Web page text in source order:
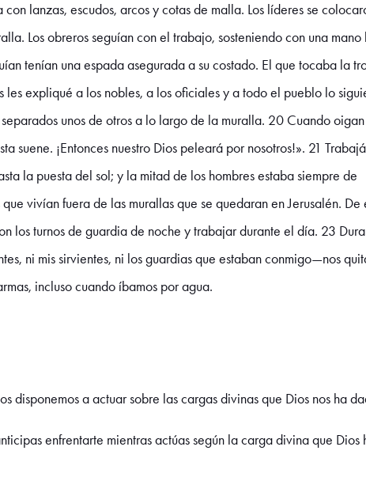
lanzas, escudos, arcos y cotas de malla. Los líderes se
Los obreros seguían con el trabajo, sosteniendo con una
tenían una espada asegurada a su costado. El que tocaba la
expliqué a los nobles, a los oficiales y a todo el pueblo lo
separados unos de otros a lo largo de la muralla. 20 Cuando
suene. ¡Entonces nuestro Dios peleará por nosotros!». 21
la puesta del sol; y la mitad de los hombres estaba siempre de
vivían fuera de las murallas que se quedaran en Jerusalén. De
los turnos de guardia de noche y trabajar durante el día. 23
ni mis sirvientes, ni los guardias que estaban conmigo—nos
incluso cuando íbamos por agua.
disponemos a actuar sobre las cargas divinas que Dios nos ha
enfrentarte mientras actúas según la carga divina que Dios